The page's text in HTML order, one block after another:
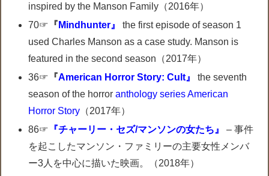
inspired by the Manson Family（2016年）
70☞ 『 Mindhunter』
the first episode of season 1
used Charles Manson as a case study. Manson is
featured in the second season（2017年）
36☞ 『American Horror Story: Cult』
the seventh
season of the horroranthology series American
Horror Story （2017年）
86☞ 『チャーリー・セズ/マンソンの女たち』
– 事件
を起こしたマンソン・ファミリーの主要女性メンバ
ー3人を中心に描いた映画。（2018年）